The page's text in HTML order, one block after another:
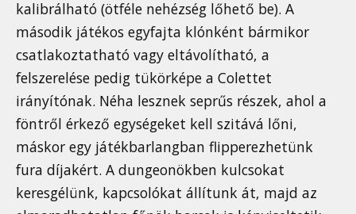
kalibrálható (ötféle nehézség lőhető be). A
második játékos egyfajta klónként bármikor
csatlakoztatható vagy eltávolítható, a
felszerelése pedig tükörképe a Colettet
irányítónak. Néha lesznek seprűs részek, ahol a
föntről érkező egységeket kell szitává lőni,
máskor egy játékbarlangban flipperezhetünk
fura díjakért. A dungeonökben kulcsokat
keresgélünk, kapcsolókat állítunk át, majd az